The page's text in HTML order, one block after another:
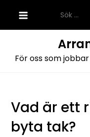
innehåll
efter:
För oss som
Vad är ett
byta tak?